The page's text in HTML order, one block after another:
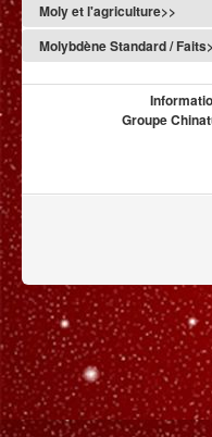
Moly et l'agriculture>>
Molybdène Standard /
Groupe